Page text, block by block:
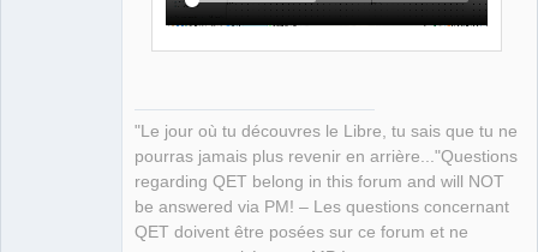
"Le jour où tu découvres le Libre, tu sais que tu ne
pourras jamais plus revenir en arrière..."Questions
regarding QET belong in this forum and will NOT
be answered via PM! – Les questions concernant
QET doivent être posées sur ce forum et ne